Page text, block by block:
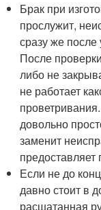
Брак при
прослужит,
сразу же после
После
либо не
не работает
довольно
заменит
Если не до
давно стоит в
расшатанная